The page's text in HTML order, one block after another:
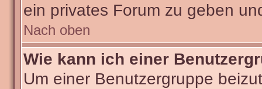
ein privates Forum zu geben
Nach oben
Wie kann ich einer
Um einer Benutzergruppe